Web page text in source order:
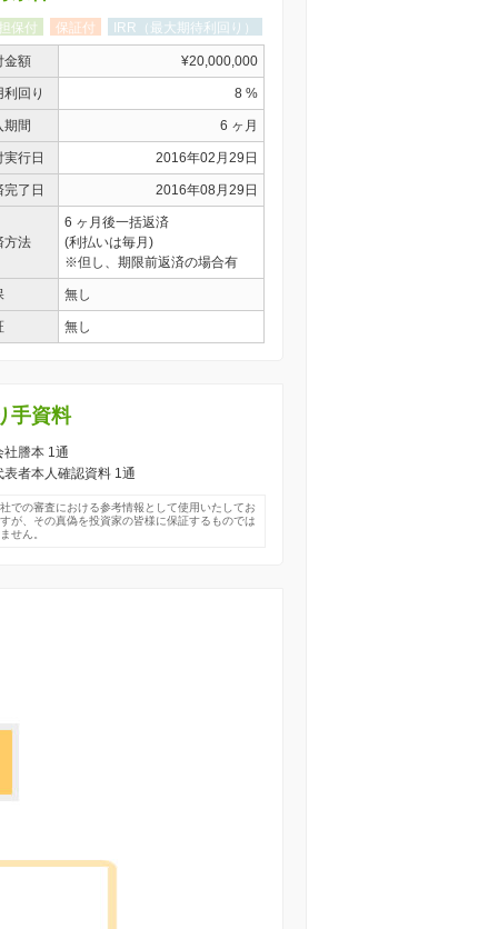
保付 保証付 IRR（最大期待利回り）
金額 ¥20,000,000
利回り 8 %
期間 6 ヶ月
実行日 2016年02月29日
完了日 2016年08月29日
方法
6 ヶ月後一括返済
(利払いは毎月)
※但し、期限前返済の場合有
無し
無し
手資料
社謄本 1通
表者本人確認資料 1通
での審査における参考情報として使用いたしてお
が、その真偽を投資家の皆様に保証するものでは
せん。